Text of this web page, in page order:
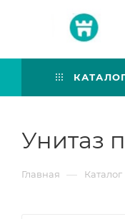
Унитаз
Главная — Каталог